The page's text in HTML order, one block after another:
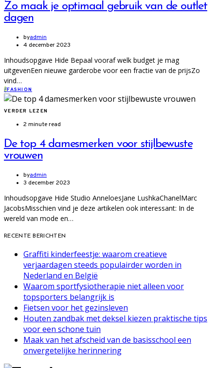
Zo maak je optimaal gebruik van de outlet
dagen
byadmin
4 december 2023
Inhoudsopgave Hide Bepaal vooraf welk budget je mag
uitgevenEen nieuwe garderobe voor een fractie van de prijsZo
vind…
FFASHION
VERDER LEZEN
2 minute read
De top 4 damesmerken voor stijlbewuste
vrouwen
byadmin
3 december 2023
Inhoudsopgave Hide Studio AnneloesJane LushkaChanelMarc
JacobsMisschien vind je deze artikelen ook interessant: In de
wereld van mode en…
RECENTE BERICHTEN
Graffiti kinderfeestje: waarom creatieve
verjaardagen steeds populairder worden in
Nederland en België
Waarom sportfysiotherapie niet alleen voor
topsporters belangrijk is
Fietsen voor het gezinsleven
Houten zandbak met deksel kiezen praktische tips
voor een schone tuin
Maak van het afscheid van de basisschool een
onvergetelijke herinnering